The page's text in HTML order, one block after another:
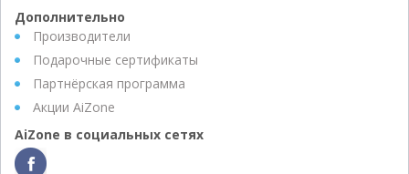
Дополнительно
Производители
Подарочные сертификаты
Партнёрская программа
Акции AiZone
AiZone в социальных сетях